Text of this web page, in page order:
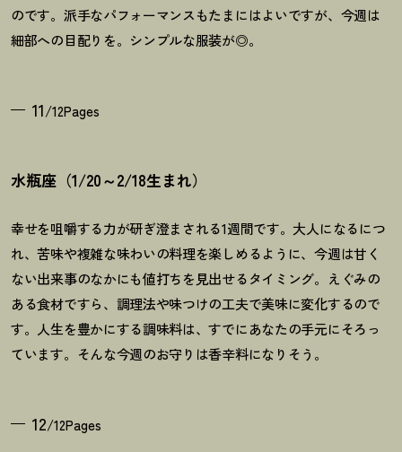
のです。派手なパフォーマンスもたまにはよいですが、今週は
細部への目配りを。シンプルな服装が◎。
11/12Pages
水瓶座（1/20～2/18生まれ）
幸せを咀嚼する力が研ぎ澄まされる1週間です。大人になるにつ
れ、苦味や複雑な味わいの料理を楽しめるように、今週は甘く
ない出来事のなかにも値打ちを見出せるタイミング。えぐみの
ある食材ですら、調理法や味つけの工夫で美味に変化するので
す。人生を豊かにする調味料は、すでにあなたの手元にそろっ
ています。そんな今週のお守りは香辛料になりそう。
12/12Pages